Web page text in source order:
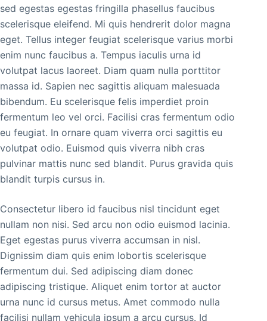
sed egestas egestas fringilla phasellus faucibus
scelerisque eleifend. Mi quis hendrerit dolor magna
eget. Tellus integer feugiat scelerisque varius morbi
enim nunc faucibus a. Tempus iaculis urna id
volutpat lacus laoreet. Diam quam nulla porttitor
massa id. Sapien nec sagittis aliquam malesuada
bibendum. Eu scelerisque felis imperdiet proin
fermentum leo vel orci. Facilisi cras fermentum odio
eu feugiat. In ornare quam viverra orci sagittis eu
volutpat odio. Euismod quis viverra nibh cras
pulvinar mattis nunc sed blandit. Purus gravida quis
blandit turpis cursus in.
Consectetur libero id faucibus nisl tincidunt eget
nullam non nisi. Sed arcu non odio euismod lacinia.
Eget egestas purus viverra accumsan in nisl.
Dignissim diam quis enim lobortis scelerisque
fermentum dui. Sed adipiscing diam donec
adipiscing tristique. Aliquet enim tortor at auctor
urna nunc id cursus metus. Amet commodo nulla
facilisi nullam vehicula ipsum a arcu cursus. Id